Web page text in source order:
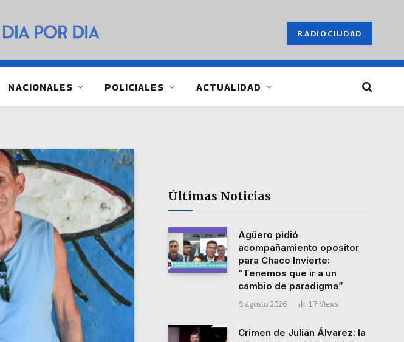
RADIOCIUDAD
NACIONALES POLICIALES ACTUALIDAD
Últimas Noticias
Agüero pidió
acompañamiento opositor
para Chaco Invierte:
“Tenemos que ir a un
cambio de paradigma”
8 agosto 2026 17 Views
Crimen de Julián Álvarez: la